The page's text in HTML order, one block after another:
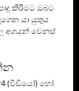
කිරීමට ඔබට
යා යුතුය
අගයන් වෙනස්
(වීඩියෝ) හෝ